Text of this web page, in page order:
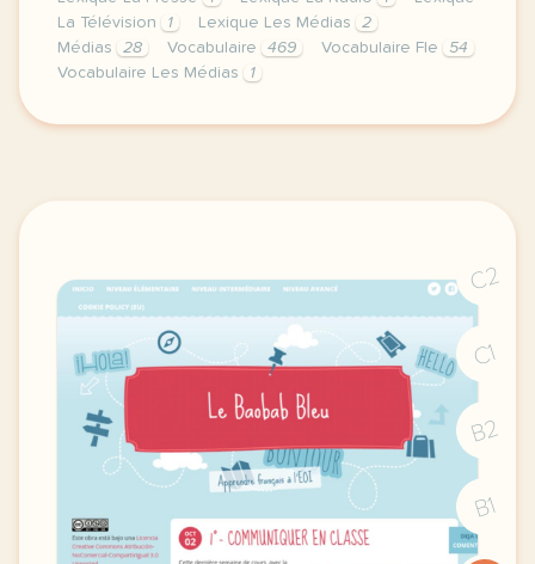
La Télévision
1 Lexique Les Médias
2
Médias
28 Vocabulaire 469 Vocabulaire Fle
54
Vocabulaire Les Médias
1
image pixabay comje vous laisse ici un petit
C2
C1
B2
B1